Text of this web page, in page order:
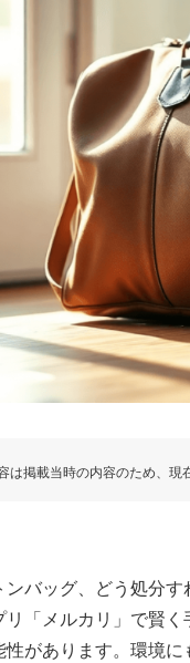
は掲載当時の内容のため、現
ンバッグ、どう処分
「メルカリ」で賢
があります。環境